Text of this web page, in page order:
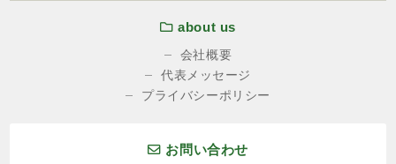
about us
会社概要
代表メッセージ
プライバシーポリシー
お問い合わせ